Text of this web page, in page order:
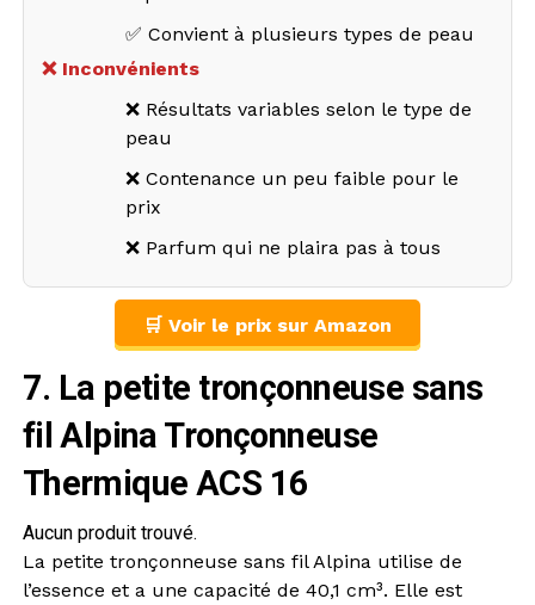
✅ Convient à plusieurs types de peau
❌ Inconvénients
❌ Résultats variables selon le type de
peau
❌ Contenance un peu faible pour le
prix
❌ Parfum qui ne plaira pas à tous
🛒 Voir le prix sur Amazon
7. La petite tronçonneuse sans
fil Alpina Tronçonneuse
Thermique ACS 16
Aucun produit trouvé.
La petite tronçonneuse sans fil Alpina utilise de
l’essence et a une capacité de 40,1 cm³. Elle est